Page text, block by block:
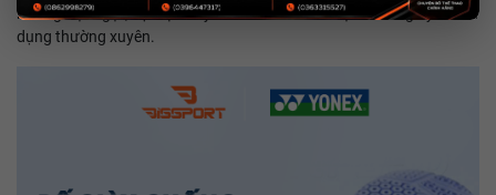
hướng đột ngột, vật liệu này còn kéo dài tuổi thọ của đế giày khi sử
dụng thường xuyên.